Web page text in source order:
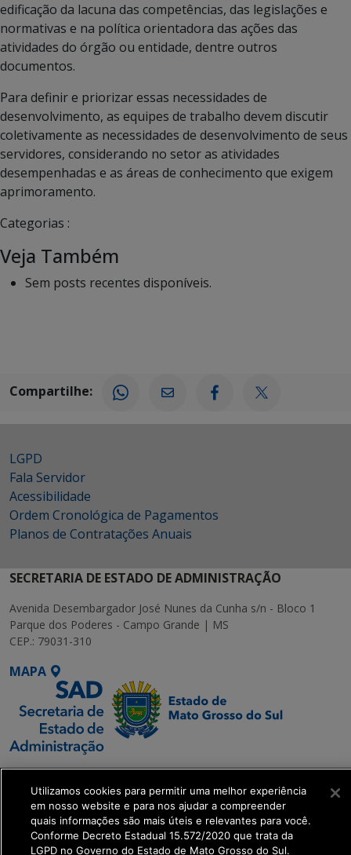
edificação da lacuna das competências, das legislações e
normativas e na política orientadora das ações das
atividades do órgão ou entidade, dentre outros
documentos.
Para definir e priorizar essas necessidades de
desenvolvimento, as equipes de trabalho devem discutir
coletivamente as necessidades de desenvolvimento de seus
servidores, considerando no setor as atividades
desempenhadas e as áreas de conhecimento que exigem
aprimoramento.
Categorias :
Veja Também
Sem posts recentes disponíveis.
Compartilhe:
LGPD
Fala Servidor
Acessibilidade
Ordem Cronológica de Pagamentos
Planos de Contratações Anuais
SECRETARIA DE ESTADO DE ADMINISTRAÇÃO
Avenida Desembargador José Nunes da Cunha s/n - Bloco 1
Parque dos Poderes - Campo Grande | MS
CEP.: 79031-310
MAPA
SETDIG | Secretaria-
Executiva de
Transformação Digital
Utilizamos cookies para permitir uma melhor experiência
em nosso website e para nos ajudar a compreender
quais informações são mais úteis e relevantes para você.
Conforme Decreto Estadual 15.572/2020 que trata da
LGPD no Governo do Estado de Mato Grosso do Sul.